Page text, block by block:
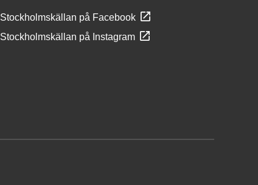
Stockholmskällan på Facebook
Stockholmskällan på Instagram